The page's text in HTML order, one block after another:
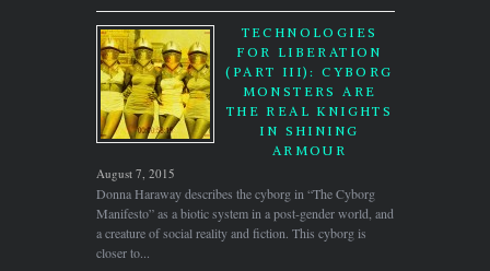
TECHNOLOGIES
FOR LIBERATION
(PART III): CYBORG
MONSTERS ARE
THE REAL KNIGHTS
IN SHINING
ARMOUR
August 7, 2015
Donna Haraway describes the cyborg in “The Cyborg
Manifesto” as a biotic system in a post-gender world, and
a creature of social reality and fiction. This cyborg is
closer to...